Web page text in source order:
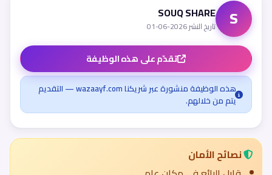
S
SOUQ SHARE
تاريخ النشر 2026-06-01
تقدّم على هذه الوظيفة
هذه الوظيفة منشورة عبر شريكنا wazaayf.com — التقديم
يتم من خلالهم.
نصائح الأمان